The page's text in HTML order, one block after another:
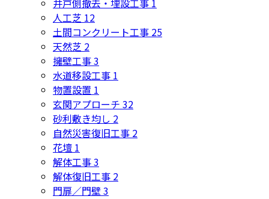
井戸側撤去・埋設工事 1
人工芝 12
土間コンクリート工事 25
天然芝 2
擁壁工事3
水道移設工事 1
物置設置 1
玄関アプローチ 32
砂利敷き均し 2
自然災害復旧工事 2
花壇 1
解体工事3
解体復旧工事 2
門扉／門壁3